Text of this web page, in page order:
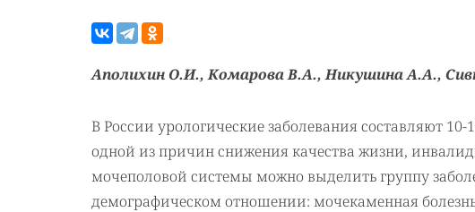
Аполихин О.И., Комарова В.А., Никушина А.А.,
В России урологические заболевания составляют
одной из причин снижения качества жизни,
мочеполовой системы можно выделить группу
демографическом отношении: мочекаменная